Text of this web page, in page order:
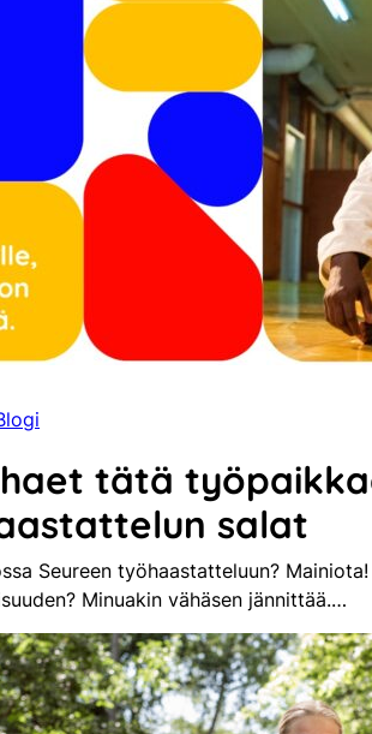
haet tätä
salat
Seureen työhaastatteluun?
Minuakin vähäsen jännittää.…